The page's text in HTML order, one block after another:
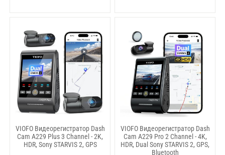
VIOFO Видеорегистратор Dash
Cam A229 Plus 3 Channel - 2K,
HDR, Sony STARVIS 2, GPS
VIOFO Видеорегистратор Dash
Cam A229 Pro 2 Channel - 4K,
HDR, Dual Sony STARVIS 2, GPS,
Bluetooth